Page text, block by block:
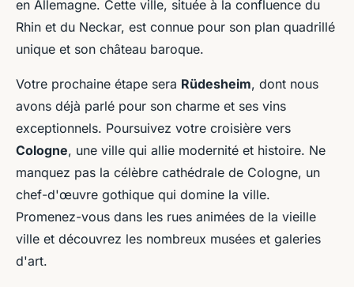
en Allemagne. Cette ville, située à la confluence du
Rhin et du Neckar, est connue pour son plan quadrillé
unique et son château baroque.
Votre prochaine étape sera Rüdesheim, dont nous
avons déjà parlé pour son charme et ses vins
exceptionnels. Poursuivez votre croisière vers
Cologne, une ville qui allie modernité et histoire. Ne
manquez pas la célèbre cathédrale de Cologne, un
chef-d'œuvre gothique qui domine la ville.
Promenez-vous dans les rues animées de la vieille
ville et découvrez les nombreux musées et galeries
d'art.